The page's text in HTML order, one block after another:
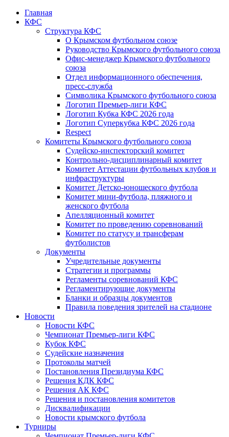
Главная
КФС
Структура КФС
О Крымском футбольном союзе
Руководство Крымского футбольного союза
Офис-менеджер Крымского футбольного
союза
Отдел информационного обеспечения,
пресс-служба
Символика Крымского футбольного союза
Логотип Премьер-лиги КФС
Логотип Кубка КФС 2026 года
Логотип Суперкубка КФС 2026 года
Respect
Комитеты Крымского футбольного союза
Судейско-инспекторский комитет
Контрольно-дисциплинарный комитет
Комитет Аттестации футбольных клубов и
инфраструктуры
Комитет Детско-юношеского футбола
Комитет мини-футбола, пляжного и
женского футбола
Апелляционный комитет
Комитет по проведению соревнований
Комитет по статусу и трансферам
футболистов
Документы
Учредительные документы
Стратегии и программы
Регламенты соревнований КФС
Регламентирующие документы
Бланки и образцы документов
Правила поведения зрителей на стадионе
Новости
Новости КФС
Чемпионат Премьер-лиги КФС
Кубок КФС
Судейские назначения
Протоколы матчей
Постановления Президиума КФС
Решения КДК КФС
Решения АК КФС
Решения и постановления комитетов
Дисквалификации
Новости крымского футбола
Турниры